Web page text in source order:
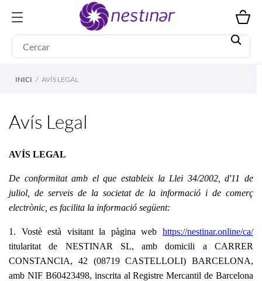
INICI AVÍS LEGAL
Avís Legal
AVÍS LEGAL
De conformitat amb el que estableix la Llei 34/2002, d'11 de
juliol, de serveis de la societat de la informació i de comerç
electrònic, es facilita la informació següent:
1. Vostè està visitant la pàgina web https://nestinar.online/ca/
titularitat de NESTINAR SL, amb domicili a CARRER
CONSTANCIA, 42 (08719 CASTELLOLI) BARCELONA,
amb NIF B60423498, inscrita al Registre Mercantil de Barcelona